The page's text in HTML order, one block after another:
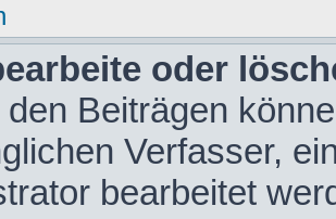
oder
Beiträgen
Verfasser,
bearbeitet